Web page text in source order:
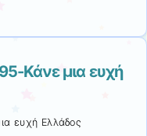
Κάνε μια ευχή